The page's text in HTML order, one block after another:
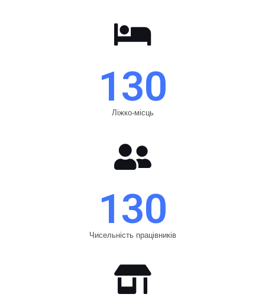
130
Ліжко-місць
130
Чисельність працівників